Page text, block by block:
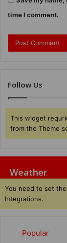
time I comment.
Follow Us
This widget
from the Theme
Weather
You need to set
Integrations.
Popular